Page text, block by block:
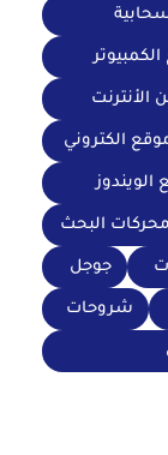
الأنترنت
الكتروني
الويندوز
البحث
جوجل
شروحات